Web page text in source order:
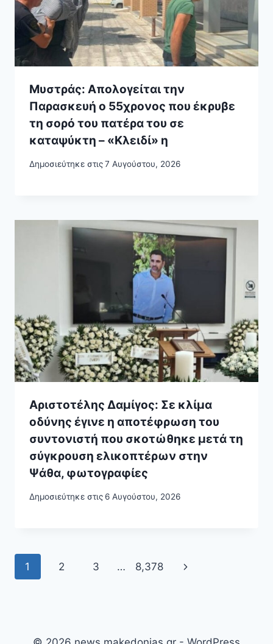
Μυστράς: Απολογείται την
Παρασκευή ο 55χρονος που έκρυβε
τη σορό του πατέρα του σε
καταψύκτη – «Κλειδί» η
Δημοσιεύτηκε στις7 Αυγούστου, 2026
Αριστοτέλης Δαμίγος: Σε κλίμα
οδύνης έγινε η αποτέφρωση του
συντονιστή που σκοτώθηκε μετά τη
σύγκρουση ελικοπτέρων στην
Ψάθα, φωτογραφίες
Δημοσιεύτηκε στις 6 Αυγούστου, 2026
Page
navigation
1 2 3 … 8,378
Next